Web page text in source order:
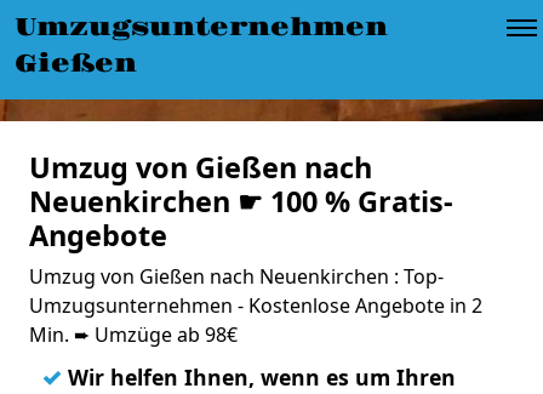
Umzugsunternehmen
Gießen
Umzug von Gießen nach
Neuenkirchen ☛ 100 % Gratis-
Angebote
Umzug von Gießen nach Neuenkirchen : Top-
Umzugsunternehmen - Kostenlose Angebote in 2
Min. ➨ Umzüge ab 98€
✓ Wir helfen Ihnen, wenn es um Ihren